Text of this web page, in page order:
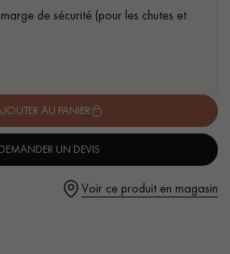
Parquets vous appelle
un rendez-vous personnalisé
de sécurité (pour les chutes et
AU PANIER
DEMANDER UN DEVIS
Voir ce produit en magasin